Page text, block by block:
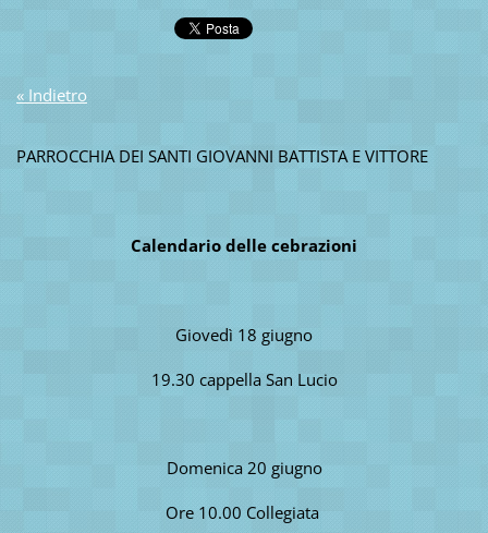
« Indietro
PARROCCHIA DEI SANTI GIOVANNI BATTISTA E VITTORE
Calendario delle cebrazioni
Giovedì 18 giugno
19.30 cappella San Lucio
Domenica 20 giugno
Ore 10.00 Collegiata